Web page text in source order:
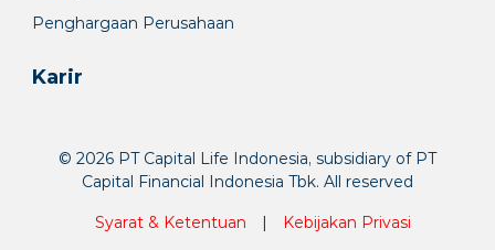
Penghargaan Perusahaan
Karir
© 2026 PT Capital Life Indonesia, subsidiary of PT
Capital Financial Indonesia Tbk. All reserved
Syarat & Ketentuan | Kebijakan Privasi